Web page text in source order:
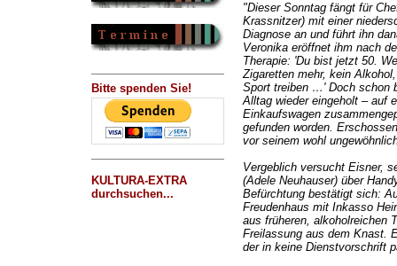
Bitte spenden Sie!
KULTURA-EXTRA
durchsuchen...
"Dieser Sonntag fängt für
Krassnitzer) mit einer
Diagnose an und führt ihn
Veronika eröffnet ihm nach
Therapie: 'Du bist jetzt 50.
Zigaretten mehr, kein
Sport treiben …' Doch schon
Alltag wieder eingeholt – auf
Einkaufswagen
gefunden worden.
vor seinem wohl
Vergeblich versucht Eisner,
(Adele Neuhauser) über
Befürchtung bestätigt sich:
Freudenhaus mit Inkasso
aus früheren, alkoholreichen
Freilassung aus dem Knast.
der in keine Dienstvorschrift